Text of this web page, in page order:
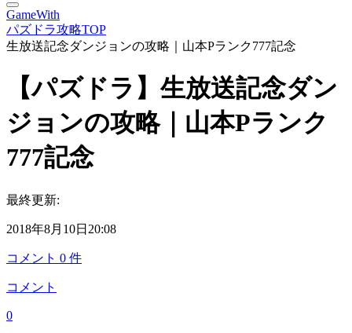
GameWith
パズドラ攻略TOP
生放送記念ダンジョンの攻略｜山本Pランク777記念
【パズドラ】生放送記念ダン
ジョンの攻略｜山本Pランク
777記念
最終更新:
2018年8月10日20:08
コメント 0 件
コメント
0